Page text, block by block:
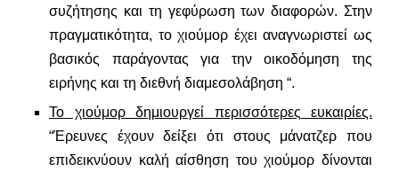
συζήτησης και τη γεφύρωση των διαφορών. Στην
πραγματικότητα, το χιούμορ έχει αναγνωριστεί ως
βασικός παράγοντας για την οικοδόμηση της
ειρήνης και τη διεθνή διαμεσολάβηση “.
Το χιούμορ δημιουργεί περισσότερες ευκαιρίες.
“Έρευνες έχουν δείξει ότι στους μάνατζερ που
επιδεικνύουν καλή αίσθηση του χιούμορ δίνονται